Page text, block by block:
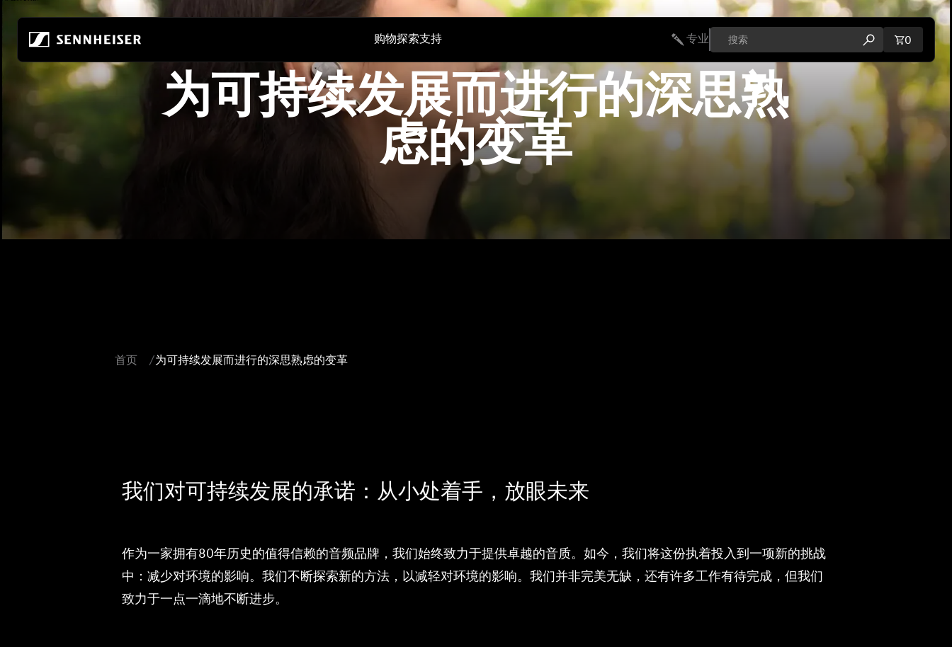
购物探索支持 专业 打开搜索弹出窗口
购物车
0
所有耳机
入耳式耳机
降噪耳机
所有发烧级耳机
家庭收听
听证会
电视听力
对话清晰增强版
加密狗与发射器
BTD 600
备件与配件
所有优惠
直销店
关于我们
可持续发展
索诺瓦的职业发展
技术
AMBEO|OS 和 Smart Control 应用程序
森海塞尔听力测试应用
Auracast™
体验 MOMENTUM 5
为可持续发展而进行的深思熟
虑的变革
首页 为可持续发展而进行的深思熟虑的变革
我们对可持续发展的承诺：从小处着手，放眼未来
作为一家拥有80年历史的值得信赖的音频品牌，我们始终致力于提供卓越的音质。如今，我们将这份执着投入到一项新的挑战
中：减少对环境的影响。我们不断探索新的方法，以减轻对环境的影响。我们并非完美无缺，还有许多工作有待完成，但我们
致力于一点一滴地不断进步。